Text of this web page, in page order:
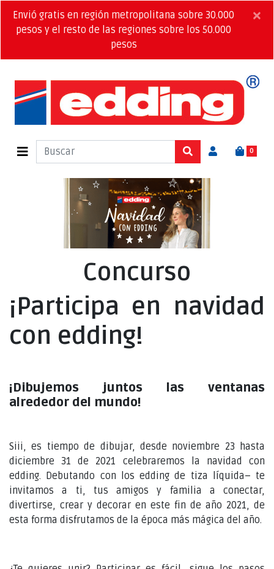
Envió gratis en región metropolitana sobre 30.000
pesos y el resto de las regiones sobre los 50.000
pesos
×
0
Concurso
¡Participa en navidad
con edding!
¡Dibujemos juntos las ventanas
alrededor del mundo!
Siii, es tiempo de dibujar, desde noviembre 23 hasta
diciembre 31 de 2021 celebraremos la navidad con
edding. Debutando con los edding de tiza líquida– te
invitamos a ti, tus amigos y familia a conectar,
divertirse, crear y decorar en este fin de año 2021, de
esta forma disfrutamos de la época más mágica del año.